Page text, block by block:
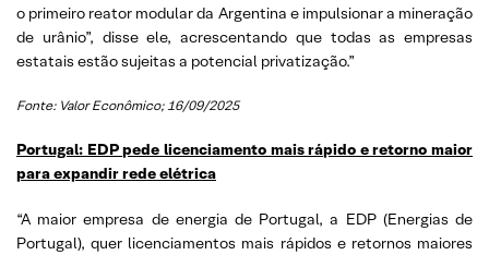
o primeiro reator modular da Argentina e impulsionar a mineração
de urânio”, disse ele, acrescentando que todas as empresas
estatais estão sujeitas a potencial privatização.”
Fonte: Valor Econômico; 16/09/2025
Portugal: EDP pede licenciamento mais rápido e retorno maior
para expandir rede elétrica
“A maior empresa de energia de Portugal, a EDP (Energias de
Portugal), quer licenciamentos mais rápidos e retornos maiores